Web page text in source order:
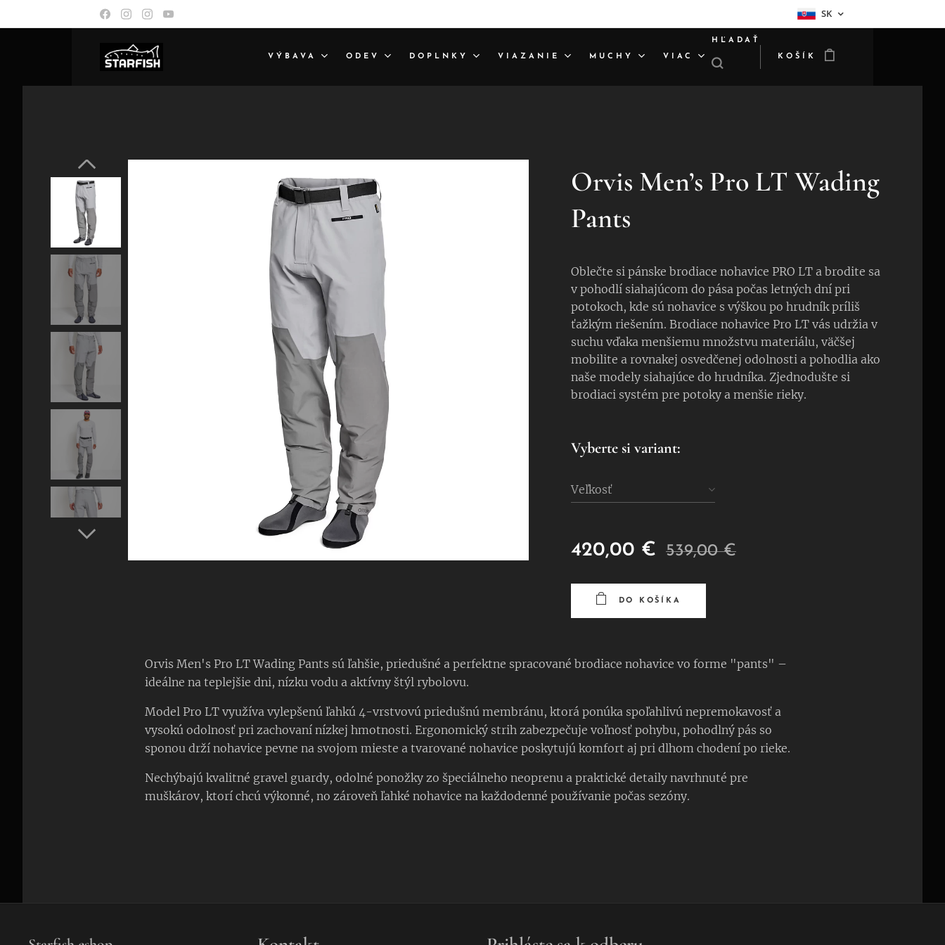
SK
VÝBAVA ODEV DOPLNKY VIAZANIE MUCHY VIAC
HĽADAŤ
KOŠÍK
Orvis Men’s Pro LT Wading
Pants
Oblečte si pánske brodiace nohavice PRO LT a brodite sa
v pohodlí siahajúcom do pása počas letných dní pri
potokoch, kde sú nohavice s výškou po hrudník príliš
ťažkým riešením. Brodiace nohavice Pro LT vás udržia v
suchu vďaka menšiemu množstvu materiálu, väčšej
mobilite a rovnakej osvedčenej odolnosti a pohodlia ako
naše modely siahajúce do hrudníka. Zjednodušte si
brodiaci systém pre potoky a menšie rieky.
Vyberte si variant:
Veľkosť
420,00 € 539,00€
DO KOŠÍKA
Orvis Men's Pro LT Wading Pants sú ľahšie, priedušné a perfektne spracované brodiace nohavice vo forme "pants" –
ideálne na teplejšie dni, nízku vodu a aktívny štýl rybolovu.
Model Pro LT využíva vylepšenú ľahkú 4-vrstvovú priedušnú membránu, ktorá ponúka spoľahlivú nepremokavosť a
vysokú odolnosť pri zachovaní nízkej hmotnosti. Ergonomický strih zabezpečuje voľnosť pohybu, pohodlný pás so
sponou drží nohavice pevne na svojom mieste a tvarované nohavice poskytujú komfort aj pri dlhom chodení po rieke.
Nechýbajú kvalitné gravel guardy, odolné ponožky zo špeciálneho neoprenu a praktické detaily navrhnuté pre
muškárov, ktorí chcú výkonné, no zároveň ľahké nohavice na každodenné používanie počas sezóny.